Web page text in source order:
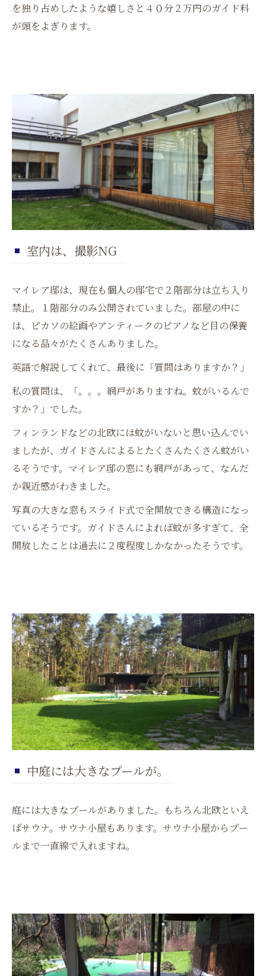
を独り占めしたような嬉しさと４０分２万円のガイド料
が頭をよぎります。
室内は、撮影NG
マイレア邸は、現在も個人の邸宅で２階部分は立ち入り
禁止。１階部分のみ公開されていました。部屋の中に
は、ピカソの絵画やアンティークのピアノなど目の保養
になる品々がたくさんありました。
英語で解説してくれて、最後に「質問はありますか？」
私の質問は、「。。。網戸がありますね。蚊がいるんで
すか？」でした。
フィンランドなどの北欧には蚊がいないと思い込んでい
ましたが、ガイドさんによるとたくさんたくさん蚊がい
るそうです。マイレア邸の窓にも網戸があって、なんだ
か親近感がわきました。
写真の大きな窓もスライド式で全開放できる構造になっ
ているそうです。ガイドさんによれば蚊が多すぎて、全
開放したことは過去に２度程度しかなかったそうです。
中庭には大きなプールが。
庭には大きなプールがありました。もちろん北欧といえ
ばサウナ。サウナ小屋もあります。サウナ小屋からプー
ルまで一直線で入れますね。